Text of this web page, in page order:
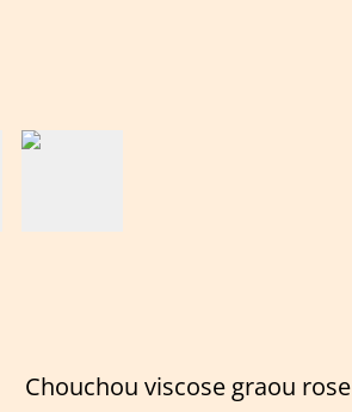
Chouchou viscose graou rose